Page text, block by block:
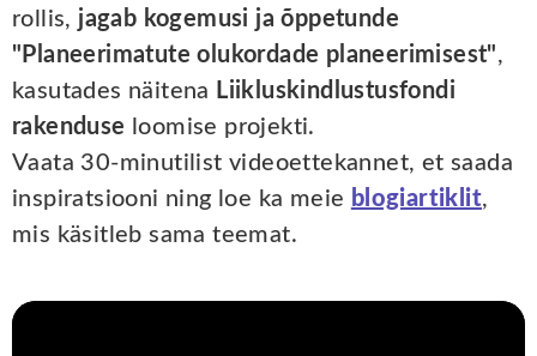
rollis, jagab kogemusi ja õppetunde
"Planeerimatute olukordade planeerimisest",
kasutades näitena Liikluskindlustusfondi
rakenduse loomise projekti.
Vaata 30-minutilist videoettekannet, et saada
inspiratsiooni ning loe ka meie blogiartiklit,
mis käsitleb sama teemat.